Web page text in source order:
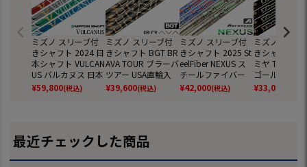
ミズノ スリーブ付
きシャフト 2024 日
本シャフト VULCAN
US バルカヌス 日本
正規品 ゴルフ シャ
フト (ST-X,Z／ST20
¥59,800(税込)
ミズノ スリーブ付
きシャフト BGT BR
AVA TOUR ブラーバ
ツアー USA直輸入
品 日本未発売 (ST-
X,Z／ST200～180
¥39,600(税込)
ミズノ スリーブ付
きシャフト 2025 St
eelFiber NEXUS ス
チールファイバー
ネクサス 日本正規
品 (ST-X,Z／ST200
¥42,000(税込)
ミズノ スリー
きシャフト
ミヤ The
ゴールドバー
ン 日本正規品
フ シャフト
¥33,000
最近チェックした商品